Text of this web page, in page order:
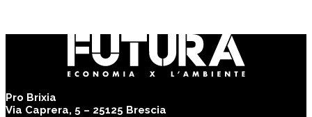
Pro Brixia
Via Caprera, 5 – 25125 Brescia